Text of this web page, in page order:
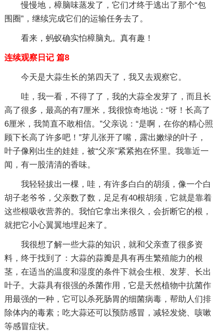
慢慢地，樟脑味蒸发了，它们才终于逃出了那个“包
围圈”，继续完成它们的运输任务去了。
看来，蚂蚁确实怕樟脑丸。真有趣！
连续观察日记 篇8
今天是大蒜生长的第四天了，我又去观察它。
哇，我一看，不得了了，我的大蒜全发芽了，而且长
高了很多，最高的有7厘米，我很惊奇地说：“呀！长高了
6厘米，我简直不敢相信。”父亲说：“是啊，在你的精心照
顾下长高了许多吧！”芽儿张开了嘴，露出嫩绿的叶子，
叶子像刚出生的娃娃，被“父亲”紧紧抱在怀里。我靠近一
闻，有一股清清的香味。
我轻轻拔出一棵，哇，有许多白白的胡须，像一个白
胡子老爷爷，父亲数了数，足足有40根胡须，它就是靠着
这些根吸收营养的。我怕它拿出来很久，会折断它的根，
就把它小心翼翼地埋起来了。
我很想了解一些大蒜的知识，就和父亲查了很多资
料，终于找到了：大蒜的蒜瓣是具有再生繁殖能力的根
茎，在适当的温度和湿度的条件下就会生根、发芽、长出
叶子。大蒜具有很强的杀菌作用，它是天然植物中抗菌作
用最强的一种，它可以杀死肠胃的细菌病毒，帮助人们排
除体内的毒素；吃大蒜还可以预防感冒，减轻发烧、咳嗽
等感冒症状。